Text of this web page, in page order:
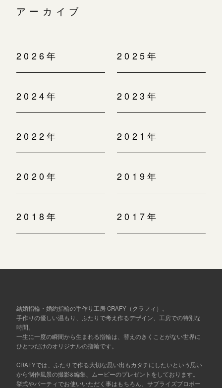
アーカイブ
2026年 2025年
2024年 2023年
2022年 2021年
2020年 2019年
2018年 2017年
結婚指輪・婚約指輪の手作り工房 CRAFY（クラフィ）。
手作りの優しい温もり、ふたりで考え作るデザイン、工房での特別な
時間。
一生に一度の瞬間から生まれる指輪は、替えのきくことがない世界に
ひとつだけのオリジナルの指輪です。
CRAFYでは、ふたりで作る大切な思い出もカタチにしたいという思い
から制作風景の撮影&編集、ムービーのプレゼントをしております。
挙式やパーティでお使いいただく事はもちろん、サプライズプロポー